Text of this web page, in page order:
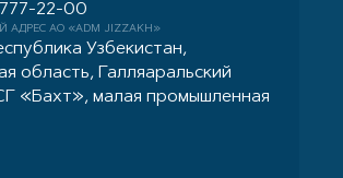
22-00
АДРЕС АО «ADM JIZZAKH»
Узбекистан,
область, Галляаральский
«Бахт», малая промышленная